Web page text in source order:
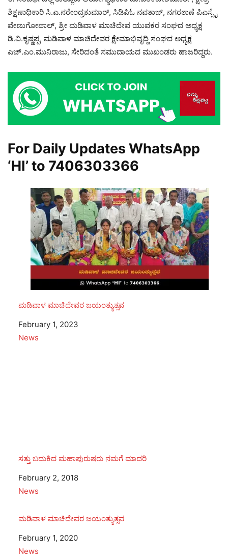
ಶಿಕ್ಷಣಾಧಿಕಾರಿ ಸಿ.ಎ.ನರೇಂದ್ರಕುಮಾರ್, ಸಿಡಿಪಿಓ ನವತಾಜ್, ನಗರಠಾಣೆ ಪಿಎಸ್ಸೈ
ವೇಣುಗೋಪಾಲ್, ಶ್ರೀ ಮಡಿವಾಳ ಮಾಚಿದೇವ ಯುವಕರ ಸಂಘದ ಅಧ್ಯಕ್ಷ
ಡಿ.ವಿ.ಕೃಷ್ಣಪ್ಪ, ಮಡಿವಾಳ ಮಾಚಿದೇವರ ಕ್ಷೇಮಾಭಿವೃದ್ದಿ ಸಂಘದ ಅಧ್ಯಕ್ಷ
ಎಚ್.ಎಂ.ಮುನಿರಾಜು, ಸೇರಿದಂತೆ ಸಮುದಾಯದ ಮುಖಂಡರು ಹಾಜರಿದ್ದರು.
For Daily Updates WhatsApp
‘HI’ to 7406303366
ಮಡಿವಾಳ ಮಾಚಿದೇವರ ಜಯಂತ್ಯುತ್ಸವ
Date
February 1, 2023
In relation to
News
ಸತ್ತು ಬದುಕಿದ ಮಹಾಪುರುಷರು ನಮಗೆ ಮಾದರಿ
Date
February 2, 2018
In relation to
News
ಮಡಿವಾಳ ಮಾಚಿದೇವರ ಜಯಂತ್ಯುತ್ಸವ
Date
February 1, 2020
In relation to
News